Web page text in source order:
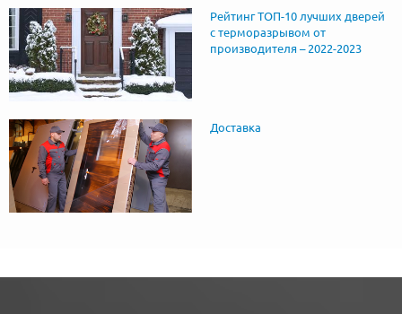
Рейтинг ТОП-10 лучших дверей
с терморазрывом от
производителя – 2022-2023
Доставка